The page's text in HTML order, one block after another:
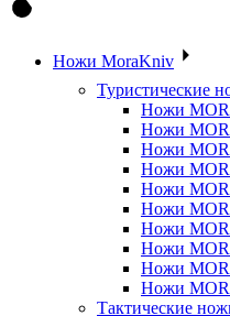
Ножи MoraKniv
Туристические
Ножи
Ножи
Ножи
Ножи
Ножи
Ножи
Ножи
Ножи
Ножи
Ножи
Тактические